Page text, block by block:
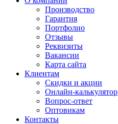
Производство
Гарантия
Портфолио
Отзывы
Реквизиты
Вакансии
Карта сайта
Клиентам
Скидки и акции
Онлайн-калькулятор
Вопрос-ответ
Оптовикам
Контакты